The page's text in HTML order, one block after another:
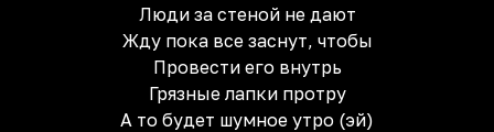
Люди за стеной не дают
Жду пока все заснут, чтобы
Провести его внутрь
Грязные лапки протру
А то будет шумное утро (эй)